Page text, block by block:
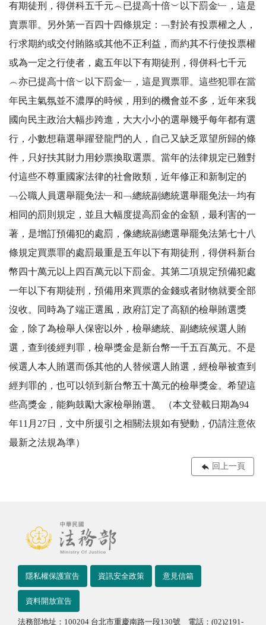
有期徒刑，得併科五千元︵已提高十倍︶以下罰金﹂，這是
賣票罪。另外第一百四十四條規定：﹁對於有投票權之人，
行求期約或交付賄賂或其他不正利益，而約其不行使投票權
或為一定之行使者，處五年以下有期徒刑，得併科七千元
︵亦已提高十倍︶以下罰金﹂，這是買票罪。這些犯罪在當
年民主氣氛並不濃厚的時候，用到的機會並不多，近年來我
國向民主政治大幅步跨進，大大小小的選舉幾乎每年都有選
行，小數想藉選舉躍登龍門的人，自己又缺乏眾望所歸的條
件，只好扶其財力用鈔票換取選票。當年的法律規定已難對
付這些不尊重國家法律的社會敗類，近年修正和新制定的
﹁公職人員選舉罷免法﹂和﹁總統副總統選舉罷免法﹂均有
相同的罰則規定，並且大幅度提高罰金的金額，最利害的一
著，是增訂預備犯的處罰，像總統副總選舉罷免法第七十八
條規定買票罪的處罰最重是五年以下有期徒刑，得併科新台
幣四十萬元以上四百萬元以下罰金。其第二項規定預備犯處
一年以下有期徒刑，預備用來買票的金錢或者財物就要全部
沒收。同時為了端正選風，政府訂定了高額的檢舉賄選獎
金，除了為檢舉人保密以外，檢舉總統、副總統候選人賄
選，查到後經判罪，檢舉獎金是新台幣一千五百萬元。不是
候選人本人賄選而係其他的人替候選人賄選，經檢舉被查到
經判罪的，也可以領到新台幣五十萬元的檢舉獎金。希望這
些高獎金，能夠鼓勵大家檢舉賄選。 （本文登載日期為94
年11月27日，文中所援引之相關法規如有變動，仍請注意依
最新之法規為準）
回上一頁
隱私權保護宣告 資訊安全政策 意見信箱
資料開放宣告
法務部地址：100204 台北市重慶南路一段130號 電話：(02)2191-